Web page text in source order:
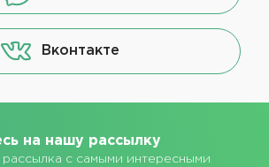
Вконтакте
на нашу рассылку
с самыми интересными